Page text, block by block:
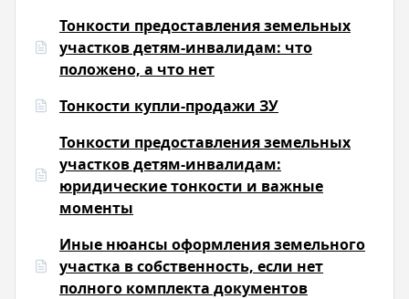
Тонкости предоставления земельных
участков детям-инвалидам: что
положено, а что нет
Тонкости купли-продажи ЗУ
Тонкости предоставления земельных
участков детям-инвалидам:
юридические тонкости и важные
моменты
Иные нюансы оформления земельного
участка в собственность, если нет
полного комплекта документов